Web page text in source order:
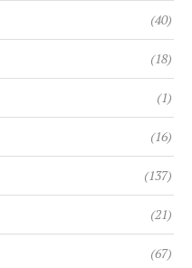
(40)
(18)
(1)
(16)
(137)
(21)
(67)